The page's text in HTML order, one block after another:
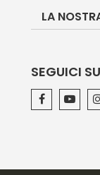
LA
SEGUICI SU